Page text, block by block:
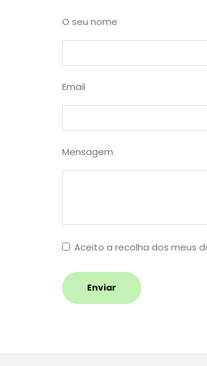
O seu nome
Email
Mensagem
Aceito a recolha dos meus
Enviar